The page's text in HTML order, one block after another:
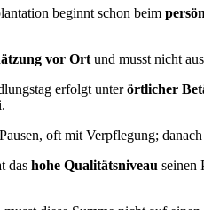
beginnt schon beim
vor Ort und musst nicht
erfolgt unterörtlicher
oft mit Verpflegung;
das hohe Qualitätsniveau seinen